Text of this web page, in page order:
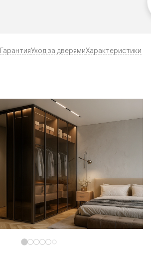
ГарантияУход за дверямиХарактеристики